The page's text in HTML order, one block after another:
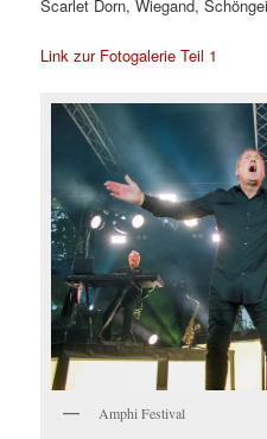
Scarlet Dorn, Wiegand,
Link zur Fotogalerie Teil 1
Amphi Festival